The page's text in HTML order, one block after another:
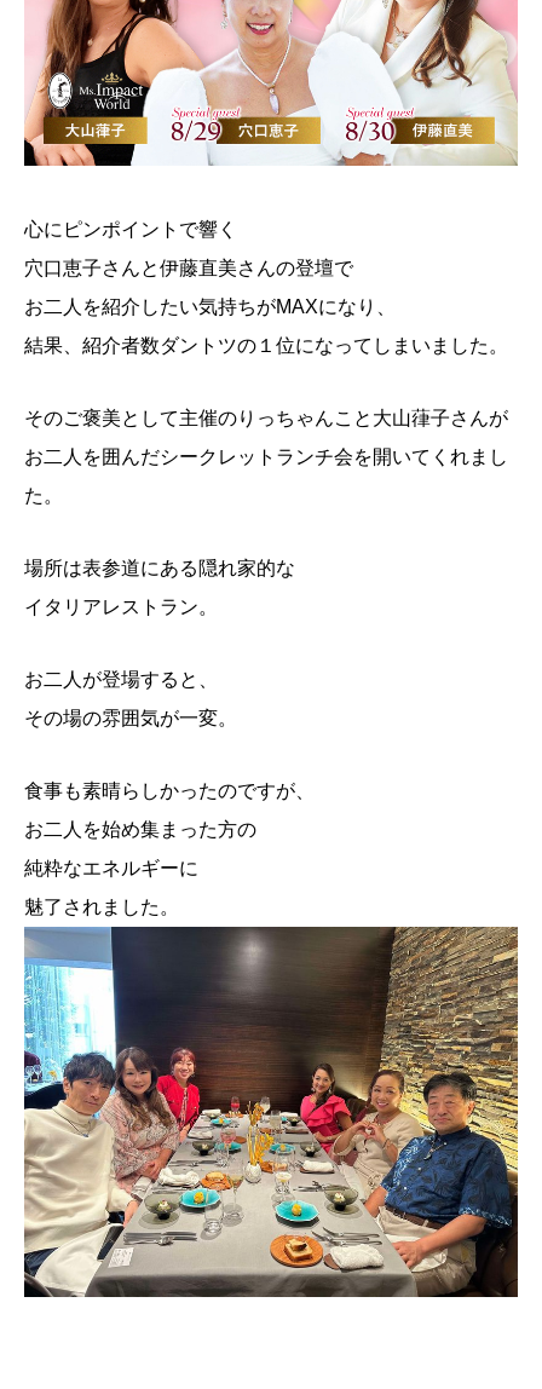
心にピンポイントで響く
穴口恵子さんと伊藤直美さんの登壇で
お二人を紹介したい気持ちがMAXになり、
結果、紹介者数ダントツの１位になってしまいました。
そのご褒美として主催のりっちゃんこと大山葎子さんが
お二人を囲んだシークレットランチ会を開いてくれまし
た。
場所は表参道にある隠れ家的な
イタリアレストラン。
お二人が登場すると、
その場の雰囲気が一変。
食事も素晴らしかったのですが、
お二人を始め集まった方の
純粋なエネルギーに
魅了されました。